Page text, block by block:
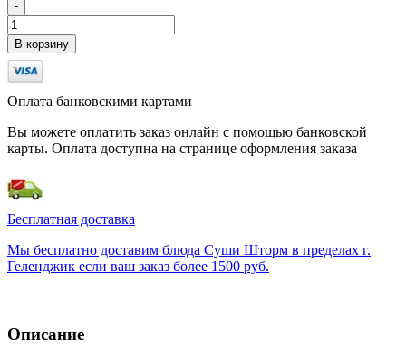
-
В корзину
Оплата банковскими картами
Вы можете оплатить заказ онлайн с помощью банковской
карты. Оплата доступна на странице оформления заказа
Бесплатная доставка
Мы бесплатно доставим блюда Суши Шторм в пределах г.
Геленджик если ваш заказ более 1500 руб.
Описание